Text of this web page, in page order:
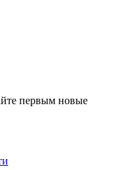
первым новые